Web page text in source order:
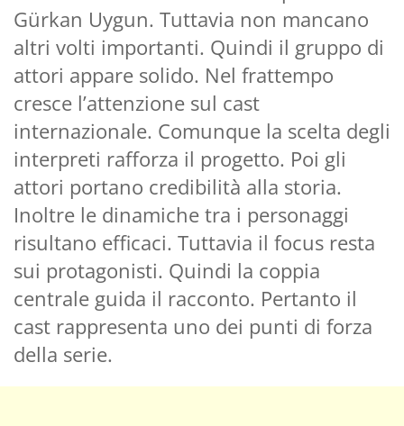
Gürkan Uygun. Tuttavia non mancano
altri volti importanti. Quindi il gruppo di
attori appare solido. Nel frattempo
cresce l’attenzione sul cast
internazionale. Comunque la scelta degli
interpreti rafforza il progetto. Poi gli
attori portano credibilità alla storia.
Inoltre le dinamiche tra i personaggi
risultano efficaci. Tuttavia il focus resta
sui protagonisti. Quindi la coppia
centrale guida il racconto. Pertanto il
cast rappresenta uno dei punti di forza
della serie.